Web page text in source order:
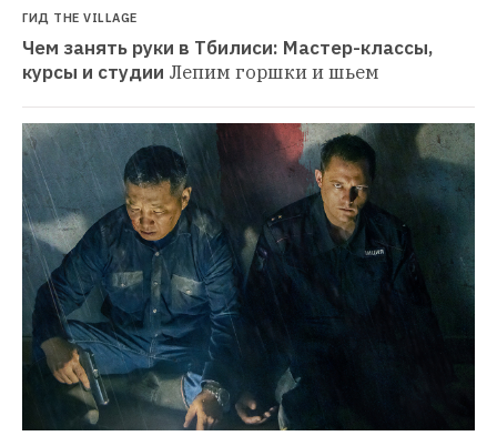
ГИД THE VILLAGE
Чем занять руки в Тбилиси: Мастер-классы,
курсы и студии Лепим горшки и шьем